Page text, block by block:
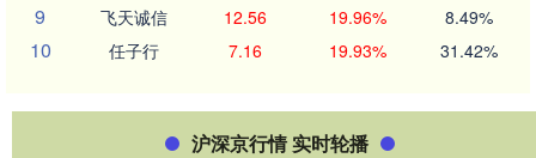
9 飞天诚信 12.56 19.96% 8.49%
10 任子行 7.16 19.93% 31.42%
沪深京行情 实时轮播